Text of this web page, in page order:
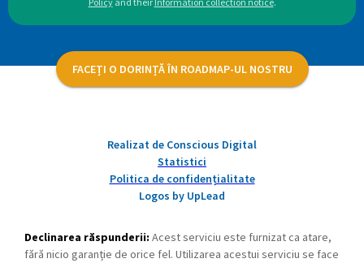
FACEȚI O DORINȚĂ ÎN ROADMAP-UL NOSTRU
Realizat de Conscious Digital
Statistici
Politica de confidențialitate
Logos by UpLead
Declinarea răspunderii: Acest serviciu este furnizat ca atare,
fără nicio garanție de orice fel. Utilizarea acestui serviciu se face